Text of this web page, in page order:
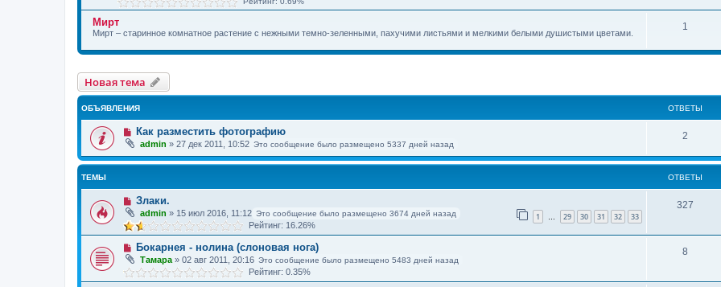
Мирт
Мирт – старинное комнатное растение с нежными темно-зеленными, пахучими листьями и мелкими белыми душистыми цветами.
1
Новая тема
ОБЪЯВЛЕНИЯ ОТВЕТЫ
Как разместить фотографию
admin » 27 дек 2011, 10:52 Это сообщение было размещено 5337 дней назад
2
ТЕМЫ ОТВЕТЫ
Злаки.
admin » 15 июл 2016, 11:12 1 … 29 30 31 32 33
Это сообщение было размещено 3674 дней назад
Рейтинг: 16.26%
327
Бокарнея - нолина (слоновая нога)
Тамара » 02 авг 2011, 20:16 Это сообщение было размещено 5483 дней назад
Рейтинг: 0.35%
8